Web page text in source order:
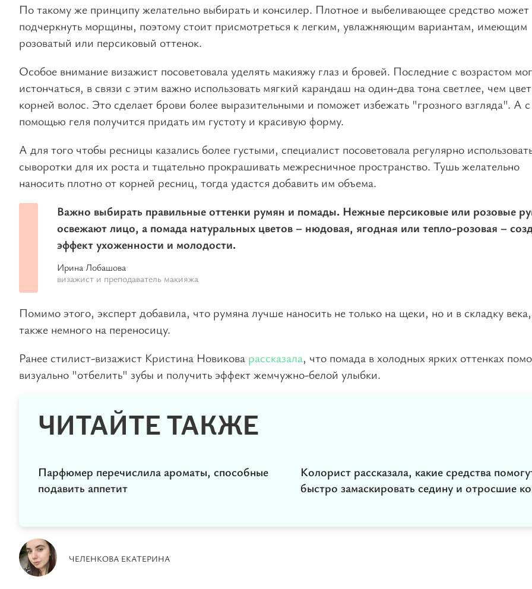
По такому же принципу желательно выбирать и консилер. Плотное и выбеливающее средство может
подчеркнуть морщины, поэтому стоит присмотреться к легким, увлажняющим вариантам, имеющим
розоватый или персиковый оттенок.
Особое внимание визажист посоветовала уделять макияжу глаз и бровей. Последние с возрастом
истончаться, в связи с этим важно использовать мягкий карандаш на один-два тона светлее, чем цвет
корней волос. Это сделает брови более выразительными и поможет избежать "грозного взгляда". А с
помощью геля получится придать им густоту и красивую форму.
А для того чтобы ресницы казались более густыми, специалист посоветовала регулярно
сыворотки для их роста и тщательно прокрашивать межресничное пространство. Тушь желательно
наносить плотно от корней ресниц, тогда удастся добавить им объема.
Важно выбирать правильные оттенки румян и помады. Нежные персиковые или розовые
освежают лицо, а помада натуральных цветов – нюдовая, ягодная или тепло-розовая –
эффект ухоженности и молодости.
Ирина Лобашова
визажист и преподаватель макияжа
Помимо этого, эксперт добавила, что румяна лучше наносить не только на щеки, но и в складку
также немного на переносицу.
Ранее стилист-визажист Кристина Новикова рассказала, что помада в холодных ярких оттенках
визуально "отбелить" зубы и получить эффект жемчужно-белой улыбки.
ЧИТАЙТЕ ТАКЖЕ
Парфюмер перечислила ароматы, способные
подавить аппетит
Колорист рассказала, какие средства
быстро замаскировать седину и отросшие
ЧЕЛЕНКОВА ЕКАТЕРИНА